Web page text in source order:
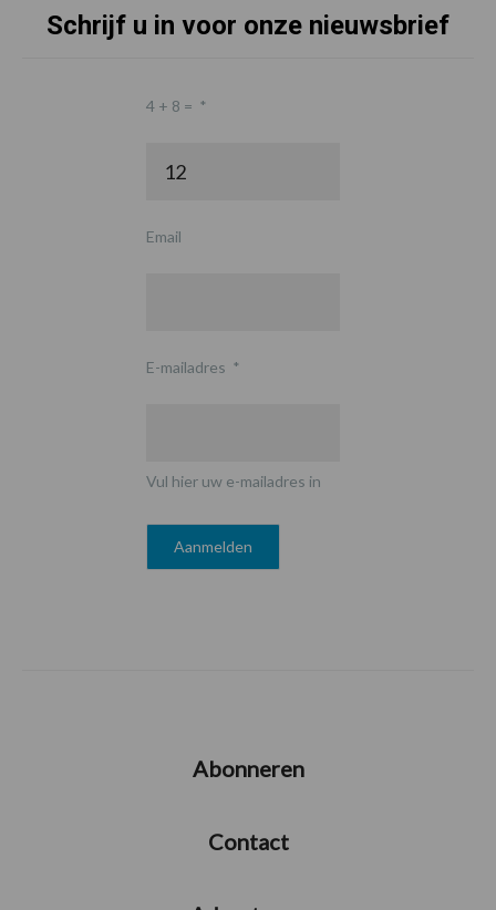
Schrijf u in voor onze nieuwsbrief
4 + 8 = *
Email
E-mailadres *
Vul hier uw e-mailadres in
Abonneren
Contact